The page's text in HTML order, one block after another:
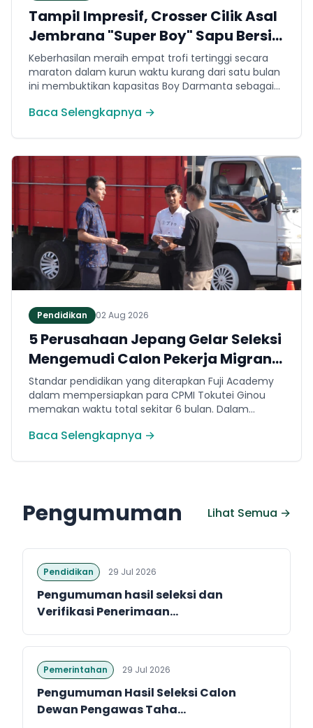
Tampil Impresif, Crosser Cilik Asal
Jembrana "Super Boy" Sapu Bersih
4 Gelar Juara Motocross 50cc di
Jawa
Keberhasilan meraih empat trofi tertinggi secara
maraton dalam kurun waktu kurang dari satu bulan
ini membuktikan kapasitas Boy Darmanta sebagai
dimiliki Jembrana di kancah motocross nasional
Baca Selengkapnya →
Pendidikan 02 Aug 2026
5 Perusahaan Jepang Gelar Seleksi
Mengemudi Calon Pekerja Migran
Jembrana
Standar pendidikan yang diterapkan Fuji Academy
dalam mempersiapkan para CPMI Tokutei Ginou
memakan waktu total sekitar 6 bulan. Dalam
menguasai sejumlah kompetensi. Seperti
(internal Fuji Academy). Sertifikasi resmi bahasa
Jepang.
Baca Selengkapnya →
Pengumuman Lihat Semua →
Pendidikan 29 Jul 2026
Pengumuman hasil seleksi dan
Verifikasi Penerimaan...
Pemerintahan 29 Jul 2026
Pengumuman Hasil Seleksi Calon
Dewan Pengawas Taha...